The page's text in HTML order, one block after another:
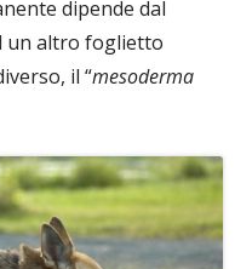
dipende dal
un altro foglietto
il “mesoderma